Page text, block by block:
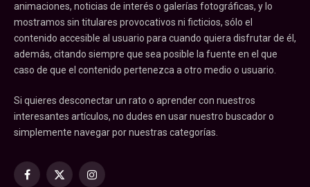
animaciones, noticias de interés o galerías fotográficas, y lo
mostramos sin titulares provocativos ni ficticios, sólo el
contenido accesible al usuario para cuando quiera disfrutar de él,
además, citando siempre que sea posible la fuente en el que
caso de que el contenido pertenezca a otro medio o usuario.
Si quieres desconectar un rato o aprender con nuestros
interesantes artículos, no dudes en usar nuestro buscador o
simplemente navegar por nuestras categorías.
Facebook
X
Instagram